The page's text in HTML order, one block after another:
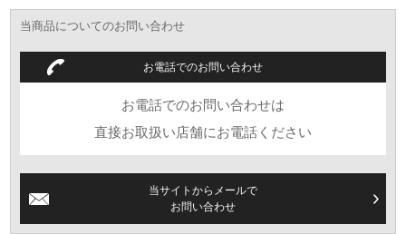
当商品についてのお問い合わせ
お電話でのお問い合わせ
お電話でのお問い合わせは
直接お取扱い店舗にお電話ください
当サイトからメールで
お問い合わせ